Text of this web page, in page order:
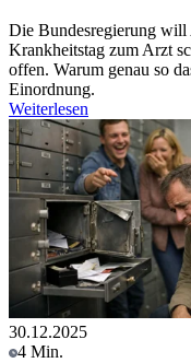
Die Bundesregierung will
Krankheitstag zum Arzt
offen. Warum genau so
Einordnung.
Weiterlesen
30.12.2025
4 Min.